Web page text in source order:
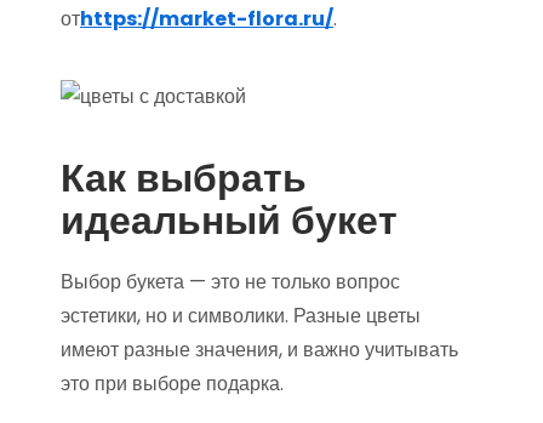
отhttps://market-flora.ru/.
Как выбрать
идеальный букет
Выбор букета — это не только вопрос
эстетики, но и символики. Разные цветы
имеют разные значения, и важно учитывать
это при выборе подарка.